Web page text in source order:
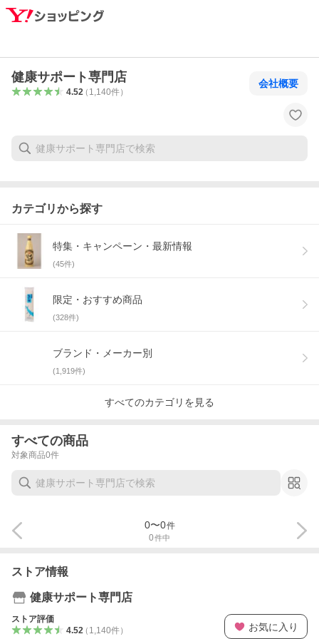
健康サポート専門店
4.52（ 1,140件）
会社概要
カテゴリから探す
特集・キャンペーン・最新情報
(45件)
限定・おすすめ商品
(328件)
ブランド・メーカー別
(1,919件)
すべてのカテゴリを見る
すべての商品
対象商品0件
0件中
0〜0件
ストア情報
健康サポート専門店
ストア評価
4.52（ 1,140件） お気に入り